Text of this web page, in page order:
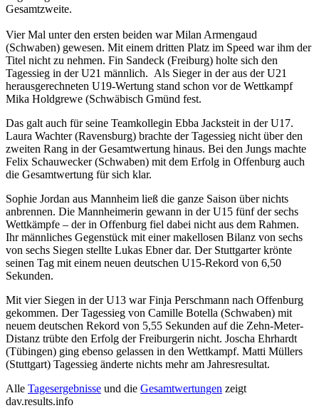
Gesamtzweite.
Vier Mal unter den ersten beiden war Milan Armengaud
(Schwaben) gewesen. Mit einem dritten Platz im Speed war ihm der
Titel nicht zu nehmen. Fin Sandeck (Freiburg) holte sich den
Tagessieg in der U21 männlich. Als Sieger in der aus der U21
herausgerechneten U19-Wertung stand schon vor de Wettkampf
Mika Holdgrewe (Schwäbisch Gmünd fest.
Das galt auch für seine Teamkollegin Ebba Jacksteit in der U17.
Laura Wachter (Ravensburg) brachte der Tagessieg nicht über den
zweiten Rang in der Gesamtwertung hinaus. Bei den Jungs machte
Felix Schauwecker (Schwaben) mit dem Erfolg in Offenburg auch
die Gesamtwertung für sich klar.
Sophie Jordan aus Mannheim ließ die ganze Saison über nichts
anbrennen. Die Mannheimerin gewann in der U15 fünf der sechs
Wettkämpfe – der in Offenburg fiel dabei nicht aus dem Rahmen.
Ihr männliches Gegenstück mit einer makellosen Bilanz von sechs
von sechs Siegen stellte Lukas Ebner dar. Der Stuttgarter krönte
seinen Tag mit einem neuen deutschen U15-Rekord von 6,50
Sekunden.
Mit vier Siegen in der U13 war Finja Perschmann nach Offenburg
gekommen. Der Tagessieg von Camille Botella (Schwaben) mit
neuem deutschen Rekord von 5,55 Sekunden auf die Zehn-Meter-
Distanz trübte den Erfolg der Freiburgerin nicht. Joscha Ehrhardt
(Tübingen) ging ebenso gelassen in den Wettkampf. Matti Müllers
(Stuttgart) Tagessieg änderte nichts mehr am Jahresresultat.
Alle Tagesergebnisse und die Gesamtwertungen zeigt
dav.results.info